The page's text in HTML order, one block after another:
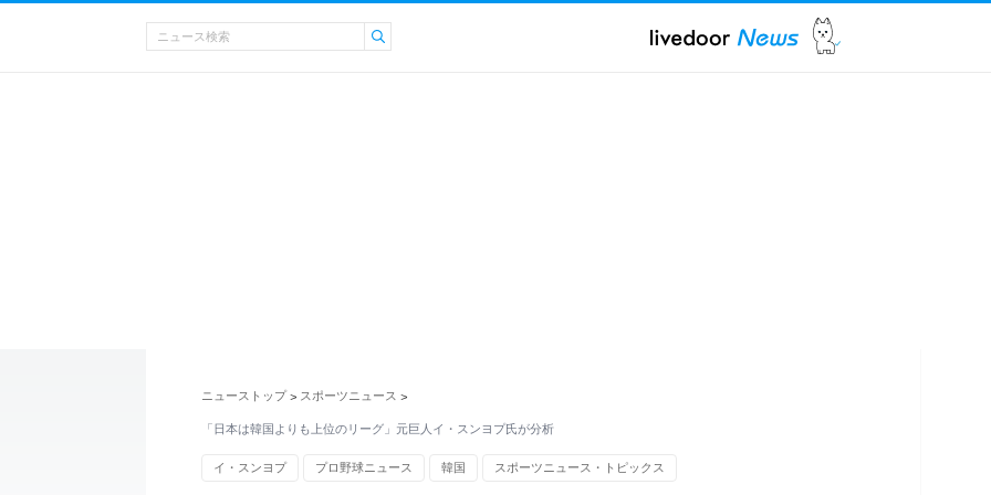
ニューストップ > スポーツニュース >
「日本は韓国よりも上位のリーグ」元巨人イ・スンヨプ氏が分析
イ・スンヨプ プロ野球ニュース 韓国 スポーツニュース・トピックス